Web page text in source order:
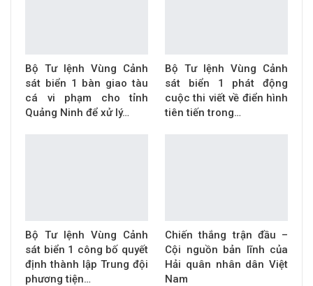
Bộ Tư lệnh Vùng Cảnh
sát biển 1 bàn giao tàu
cá vi phạm cho tỉnh
Quảng Ninh để xử lý…
Bộ Tư lệnh Vùng Cảnh
sát biển 1 phát động
cuộc thi viết về điển hình
tiên tiến trong…
Bộ Tư lệnh Vùng Cảnh
sát biển 1 công bố quyết
định thành lập Trung đội
phương tiện…
Chiến thắng trận đầu –
Cội nguồn bản lĩnh của
Hải quân nhân dân Việt
Nam